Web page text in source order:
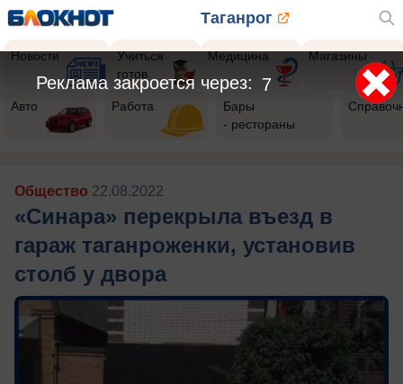
Таганрог
Новости
Учиться
готов
Медицина Магазины
Авто Работа
Бары
- рестораны
Общество 22.08.2022
«Синара» перекрыла въезд в
гараж таганроженки, установив
столб у двора
4
Реклама закроется через: